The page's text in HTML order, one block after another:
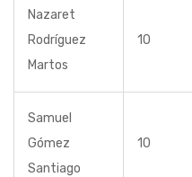
Nazaret
Rodríguez
Martos
10
Samuel
Gómez
Santiago
10